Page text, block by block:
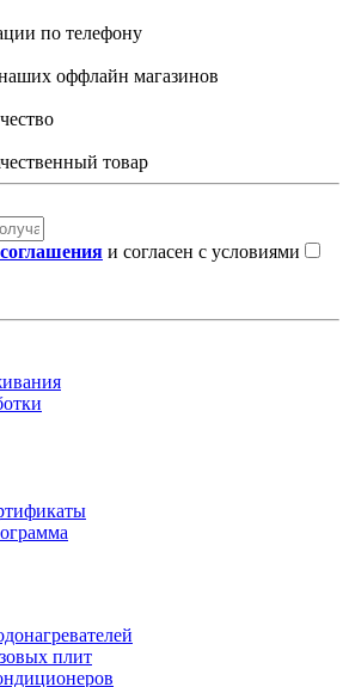
по телефону
оффлайн магазинов
товар
и согласен с условиями
плит